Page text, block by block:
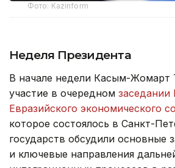
Фото: Kazinform
Неделя Президента
В начале недели Касым-Жомарт
участие в очередном заседании
Евразийского экономического
которое состоялось в Санкт-
государств обсудили основные
и ключевые направления